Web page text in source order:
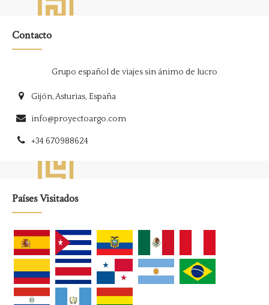
Contacto
Grupo español de viajes sin ánimo de lucro
Gijón, Asturias, España
info@proyectoargo.com
+34 670988624
Países Visitados